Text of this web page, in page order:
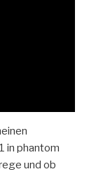
in phantom
und ob